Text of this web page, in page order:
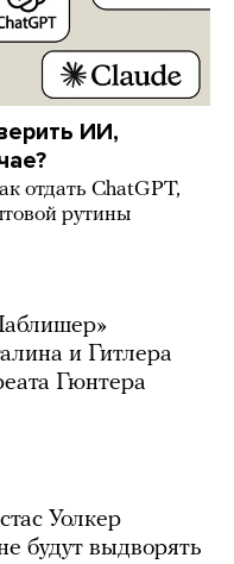
ИИ,
отдать ChatGPT,
рутины
и Гитлера
Гюнтера
Уолкер
будут выдворять